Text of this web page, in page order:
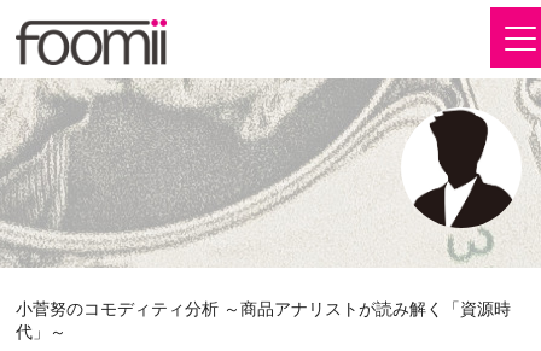
小菅努のコモディティ分析 ～商品アナリストが読み解く「資源時
代」～